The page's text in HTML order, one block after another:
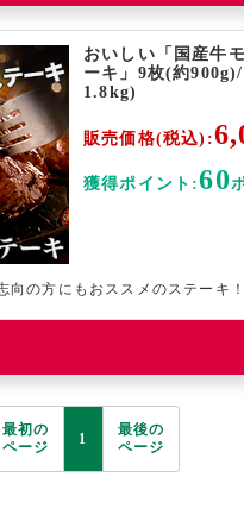
おいしい「国産牛
ーキ」9枚(約
1.8kg)
販売価格(税込):
獲得ポイント:60
向の方にもおススメのステーキ！
最初の
ページ
1
最後の
ページ